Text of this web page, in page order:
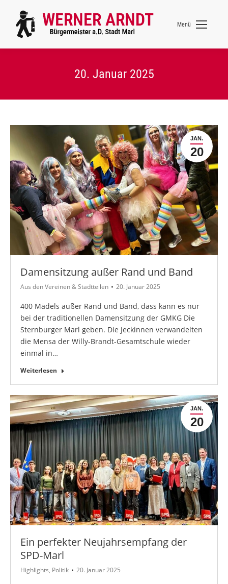
Menü
20. Januar 2025
JAN.
20
Damensitzung außer Rand und Band
Aus den Vereinen & Stadtteilen 20. Januar 2025
400 Mädels außer Rand und Band, dass kann es nur
bei der traditionellen Damensitzung der GMKG Die
Sternburger Marl geben. Die Jeckinnen verwandelten
die Mensa der Willy-Brandt-Gesamtschule wieder
einmal in…
Weiterlesen
JAN.
20
Ein perfekter Neujahrsempfang der
SPD-Marl
Highlights, Politik 20. Januar 2025